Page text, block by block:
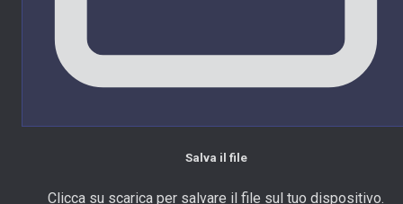
Salva il file
Clicca su scarica per salvare il file sul tuo dispositivo.